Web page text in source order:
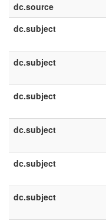
dc.source
dc.subject
dc.subject
dc.subject
dc.subject
dc.subject
dc.subject